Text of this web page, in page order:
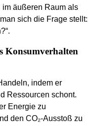
äußeren Raum als
sich die Frage stellt:
Konsumverhalten
indem er
Ressourcen schont.
Energie zu
den CO₂-Ausstoß zu